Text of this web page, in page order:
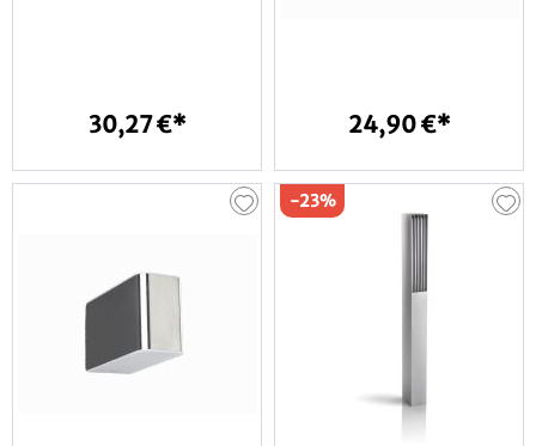
30,27 €* 24,90 €*
-23%